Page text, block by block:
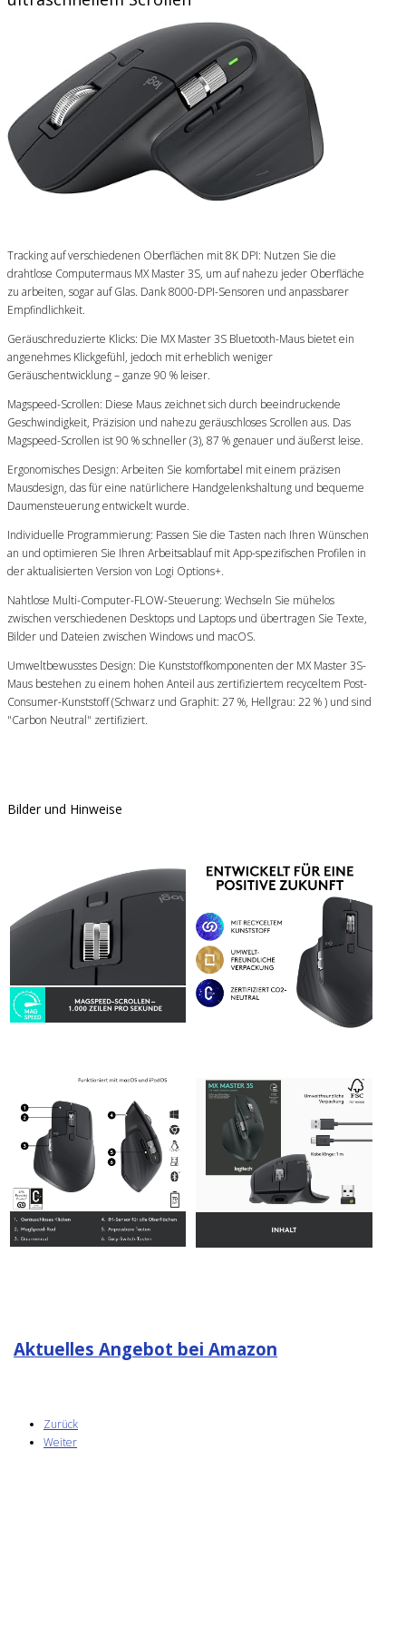
Tracking auf verschiedenen Oberflächen mit 8K DPI: Nutzen Sie die
drahtlose Computermaus MX Master 3S, um auf nahezu jeder Oberfläche
zu arbeiten, sogar auf Glas. Dank 8000-DPI-Sensoren und anpassbarer
Empfindlichkeit.
Geräuschreduzierte Klicks: Die MX Master 3S Bluetooth-Maus bietet ein
angenehmes Klickgefühl, jedoch mit erheblich weniger
Geräuschentwicklung – ganze 90 % leiser.
Magspeed-Scrollen: Diese Maus zeichnet sich durch beeindruckende
Geschwindigkeit, Präzision und nahezu geräuschloses Scrollen aus. Das
Magspeed-Scrollen ist 90 % schneller (3), 87 % genauer und äußerst leise.
Ergonomisches Design: Arbeiten Sie komfortabel mit einem präzisen
Mausdesign, das für eine natürlichere Handgelenkshaltung und bequeme
Daumensteuerung entwickelt wurde.
Individuelle Programmierung: Passen Sie die Tasten nach Ihren Wünschen
an und optimieren Sie Ihren Arbeitsablauf mit App-spezifischen Profilen in
der aktualisierten Version von Logi Options+.
Nahtlose Multi-Computer-FLOW-Steuerung: Wechseln Sie mühelos
zwischen verschiedenen Desktops und Laptops und übertragen Sie Texte,
Bilder und Dateien zwischen Windows und macOS.
Umweltbewusstes Design: Die Kunststoffkomponenten der MX Master 3S-
Maus bestehen zu einem hohen Anteil aus zertifiziertem recyceltem Post-
Consumer-Kunststoff (Schwarz und Graphit: 27 %, Hellgrau: 22 % ) und sind
"Carbon Neutral" zertifiziert.
Bilder und Hinweise
Aktuelles Angebot bei Amazon
Zurück
Weiter